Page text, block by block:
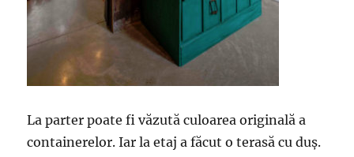
La parter poate fi văzută culoarea originală a
containerelor. Iar la etaj a făcut o terasă cu duş.